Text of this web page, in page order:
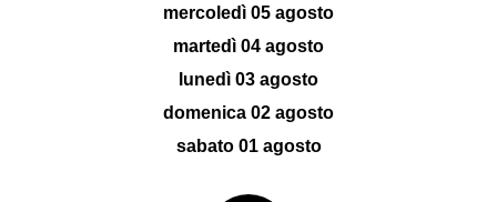
mercoledì 05 agosto
martedì 04 agosto
lunedì 03 agosto
domenica 02 agosto
sabato 01 agosto